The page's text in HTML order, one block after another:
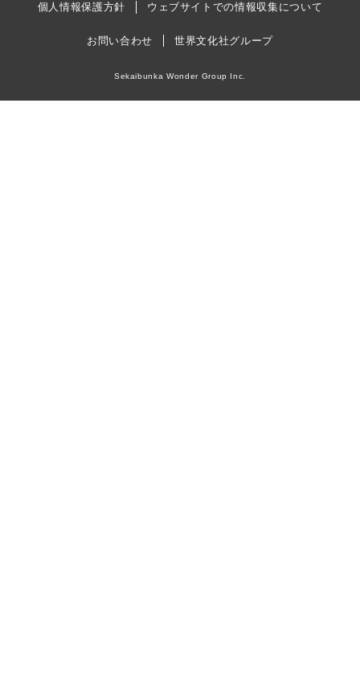
個人情報保護方針
ウェブサイトでの情報収集について
お問い合わせ 世界文化社グループ
Sekaibunka Wonder Group Inc.